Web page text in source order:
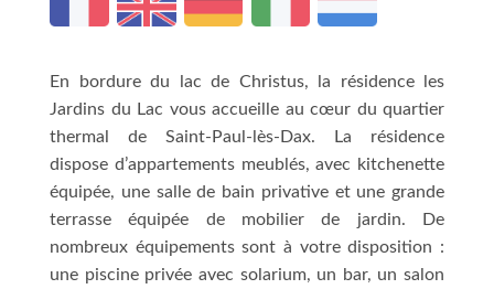
En bordure du lac de Christus, la résidence les
Jardins du Lac vous accueille au cœur du quartier
thermal de Saint-Paul-lès-Dax. La résidence
dispose d’appartements meublés, avec kitchenette
équipée, une salle de bain privative et une grande
terrasse équipée de mobilier de jardin. De
nombreux équipements sont à votre disposition :
une piscine privée avec solarium, un bar, un salon